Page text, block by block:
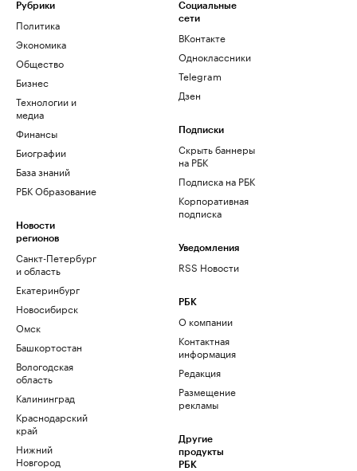
Рубрики
Политика
Экономика
Общество
Бизнес
Технологии и
медиа
Финансы
Биографии
База знаний
РБК Образование
Новости
регионов
Санкт-Петербург
и область
Екатеринбург
Новосибирск
Омск
Башкортостан
Вологодская
область
Калининград
Краснодарский
край
Нижний
Новгород
Социальные
сети
ВКонтакте
Одноклассники
Telegram
Дзен
Подписки
Скрыть баннеры
на РБК
Подписка на РБК
Корпоративная
подписка
Уведомления
RSS Новости
РБК
О компании
Контактная
информация
Редакция
Размещение
рекламы
Другие
продукты
РБК